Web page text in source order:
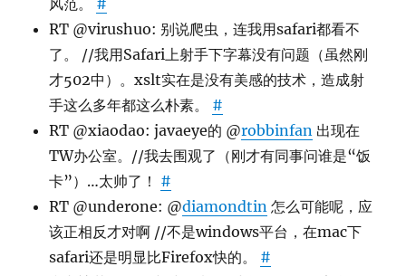
风范。 #
RT @virushuo: 别说爬虫，连我用safari都看不
了。 //我用Safari上射手下字幕没有问题（虽然刚
才502中）。xslt实在是没有美感的技术，造成射
手这么多年都这么朴素。 #
RT @xiaodao: javaeye的 @robbinfan 出现在
TW办公室。//我去围观了（刚才有同事问谁是“饭
卡”）…太帅了！ #
RT @underone: @diamondtin 怎么可能呢，应
该正相反才对啊 //不是windows平台，在mac下
safari还是明显比Firefox快的。 #